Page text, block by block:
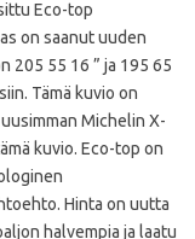
Eco-top
on saanut uuden
205 55 16 ” ja 195 65
Tämä kuvio on
Michelin X-
kuvio. Eco-top on
Hinta on uutta
halvempia ja laatu